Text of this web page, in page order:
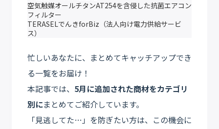
空気触媒オールチタンAT254を含侵した抗菌エアコン
フィルター
TERASELでんきforBiz（法人向け電力供給サービ
ス）
忙しいあなたに、まとめてキャッチアップでき
る一覧をお届け！
本記事では、 5月に追加された商材をカテゴリ
別にまとめてご紹介しています。
「見逃してた…」を防ぎたい方は、この機会に